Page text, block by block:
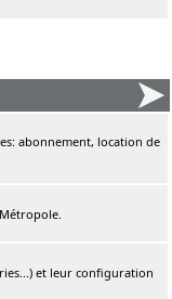
abonnement, location de
et leur configuration